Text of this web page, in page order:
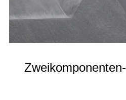
Zweikomponenten-